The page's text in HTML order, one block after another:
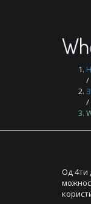
/
/
Од 4ти